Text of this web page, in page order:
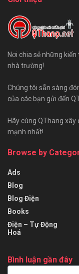
Nơi chia sẻ những
nhà trường!
Chúng tôi sẵn sàng
của các bạn gửi đến
Hãy cùng QThang
mạnh nhất!
Browse by
Ads
Blog
Blog Điện
Books
Điện – Tự Động
Hoá
Bình luận gần đây